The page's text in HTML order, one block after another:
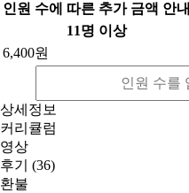
인원 수에 따른 추가 금액 안내
11명 이상
6,400원
상세정보
커리큘럼
영상
후기 (36)
환불